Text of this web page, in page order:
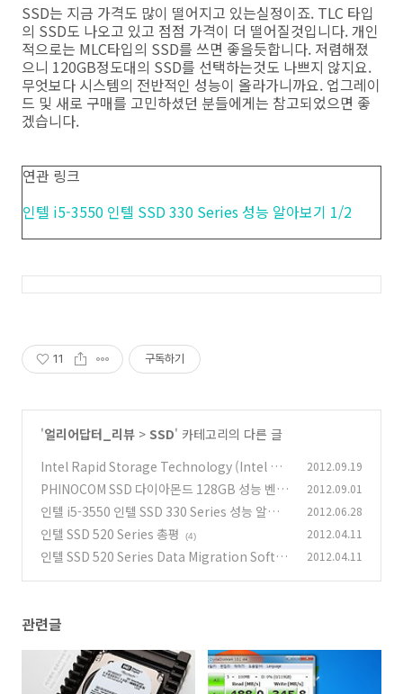
SSD는 지금 가격도 많이 떨어지고 있는실정이죠. TLC 타입
의 SSD도 나오고 있고 점점 가격이 더 떨어질것입니다. 개인
적으로는 MLC타입의 SSD를 쓰면 좋을듯합니다. 저렴해졌
으니 120GB정도대의 SSD를 선택하는것도 나쁘지 않지요.
무엇보다 시스템의 전반적인 성능이 올라가니까요. 업그레이
드 및 새로 구매를 고민하셨던 분들에게는 참고되었으면 좋
겠습니다.
연관 링크
인텔 i5-3550 인텔 SSD 330 Series 성능 알아보기 1/2
11 구독하기
'얼리어답터_리뷰 > SSD' 카테고리의 다른 글
Intel Rapid Storage Technology (Intel RS
T) 설정 방법 벨로시랩터 PHINOCOM 다이아몬
드 SSD
(48)
2012.09.19
PHINOCOM SSD 다이아몬드 128GB 성능 벤치
(2)
2012.09.01
인텔 i5-3550 인텔 SSD 330 Series 성능 알아보
기 1/2
(13)
2012.06.28
인텔 SSD 520 Series 총평 (4) 2012.04.11
인텔 SSD 520 Series Data Migration Softw
2012.04.11
관련글